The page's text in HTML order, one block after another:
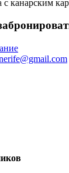
с канарским